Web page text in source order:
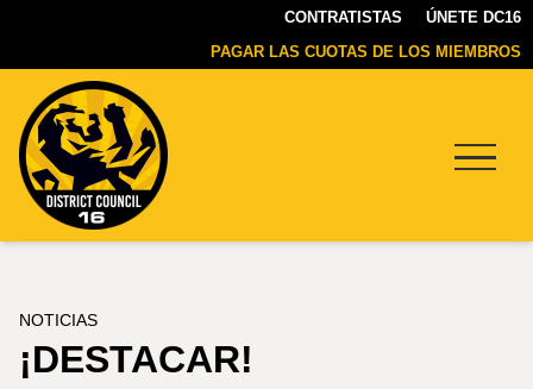
CONTRATISTAS
ÚNETE DC16
PAGAR LAS CUOTAS DE LOS MIEMBROS
NOTICIAS
¡DESTACAR!